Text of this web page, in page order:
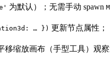
为默认）；无需手动 spawn
… }) 更新节点属性；
移缩放画布（手型工具）观